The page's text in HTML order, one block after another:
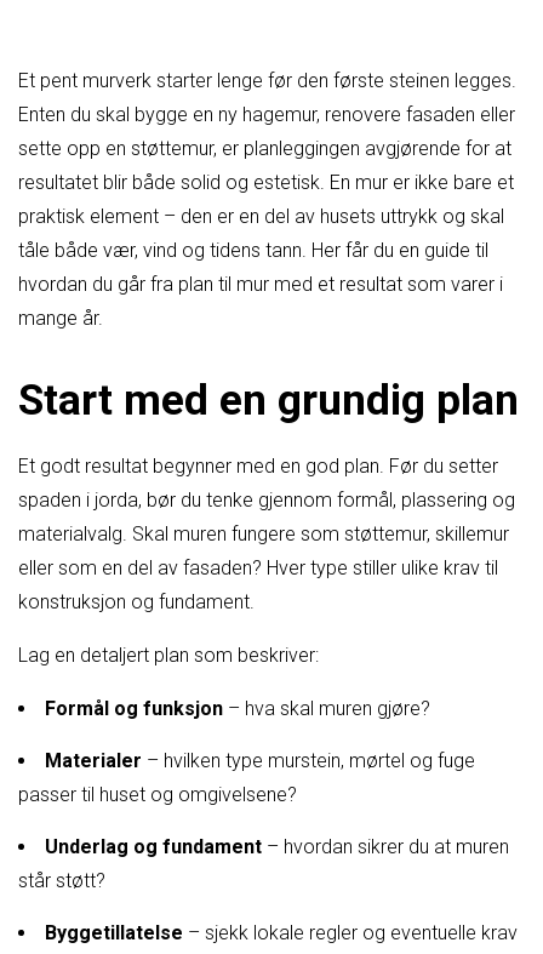
Et pent murverk starter lenge før den første steinen legges.
Enten du skal bygge en ny hagemur, renovere fasaden eller
sette opp en støttemur, er planleggingen avgjørende for at
resultatet blir både solid og estetisk. En mur er ikke bare et
praktisk element – den er en del av husets uttrykk og skal
tåle både vær, vind og tidens tann. Her får du en guide til
hvordan du går fra plan til mur med et resultat som varer i
mange år.
Start med en grundig plan
Et godt resultat begynner med en god plan. Før du setter
spaden i jorda, bør du tenke gjennom formål, plassering og
materialvalg. Skal muren fungere som støttemur, skillemur
eller som en del av fasaden? Hver type stiller ulike krav til
konstruksjon og fundament.
Lag en detaljert plan som beskriver:
Formål og funksjon – hva skal muren gjøre?
Materialer – hvilken type murstein, mørtel og fuge
passer til huset og omgivelsene?
Underlag og fundament – hvordan sikrer du at muren
står støtt?
Byggetillatelse – sjekk lokale regler og eventuelle krav